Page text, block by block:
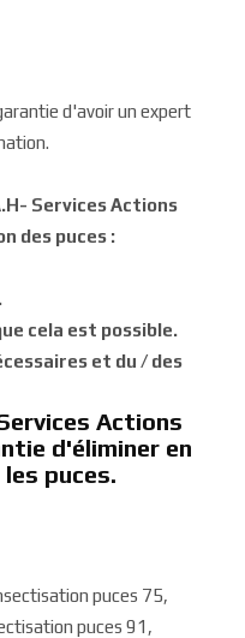
d'avoir un expert
Services Actions
des puces :
cela est possible.
et du / des
Actions
d'éliminer en
puces.
puces 75,
puces 91,